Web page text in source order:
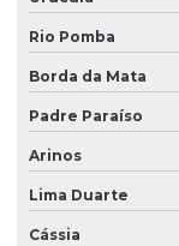
Rio Pomba
Borda da Mata
Padre Paraíso
Arinos
Lima Duarte
Cássia